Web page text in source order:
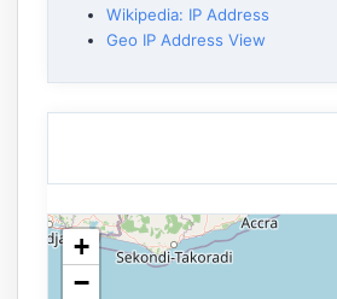
Wikipedia: IP Address
Geo IP Address View
+
−